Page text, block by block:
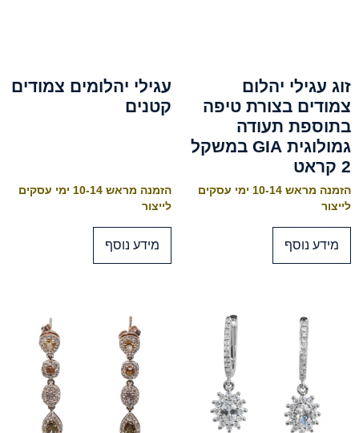
זוג עגילי יהלום
צמודים בצורת טיפה
בתוספת תעודה
גמולוגית GIA במשקל
2 קראט
הזמנה מראש 10-14 ימי עסקים
לייצור
מידע נוסף
עגילי יהלומים צמודים
קטנים
הזמנה מראש 10-14 ימי עסקים
לייצור
מידע נוסף